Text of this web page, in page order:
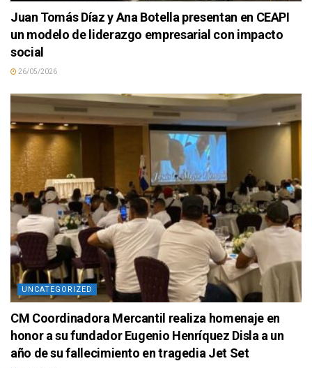
Juan Tomás Díaz y Ana Botella presentan en CEAPI
un modelo de liderazgo empresarial con impacto
social
26/05/2026
UNCATEGORIZED
CM Coordinadora Mercantil realiza homenaje en
honor a su fundador Eugenio Henríquez Disla a un
año de su fallecimiento en tragedia Jet Set